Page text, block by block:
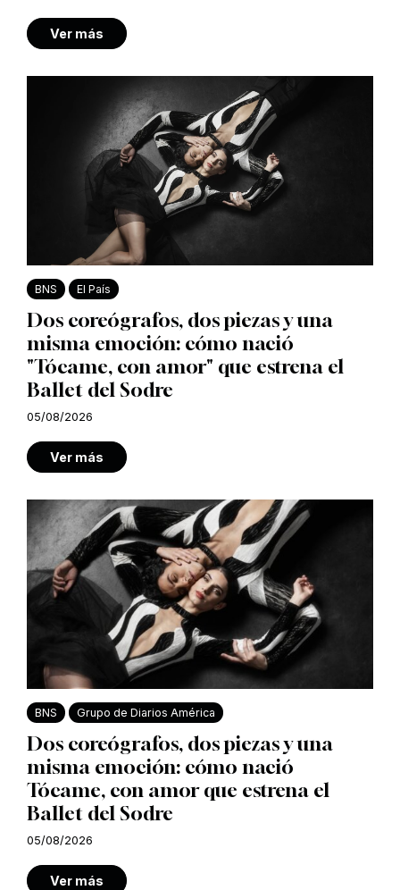
Ver más
BNS El País
Dos coreógrafos, dos piezas y una
misma emoción: cómo nació
"Tócame, con amor" que estrena el
Ballet del Sodre
05/08/2026
Ver más
BNS Grupo de Diarios América
Dos coreógrafos, dos piezas y una
misma emoción: cómo nació
Tócame, con amor que estrena el
Ballet del Sodre
05/08/2026
Ver más